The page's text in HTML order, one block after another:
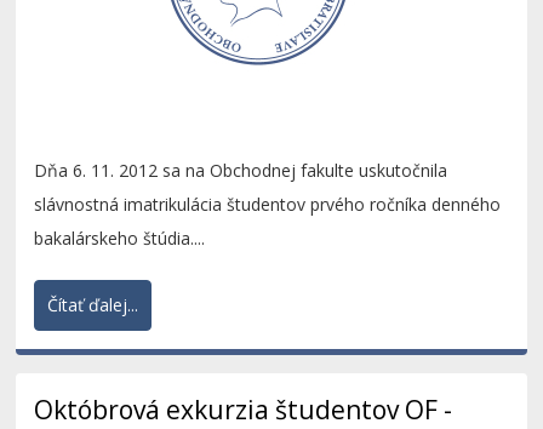
Dňa 6. 11. 2012 sa na Obchodnej fakulte uskutočnila
slávnostná imatrikulácia študentov prvého ročníka denného
bakalárskeho štúdia....
Čítať ďalej...
Októbrová exkurzia študentov OF -